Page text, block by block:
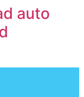
auto